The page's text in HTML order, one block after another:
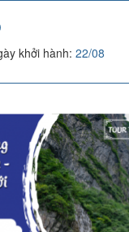
khởi hành: 22/08